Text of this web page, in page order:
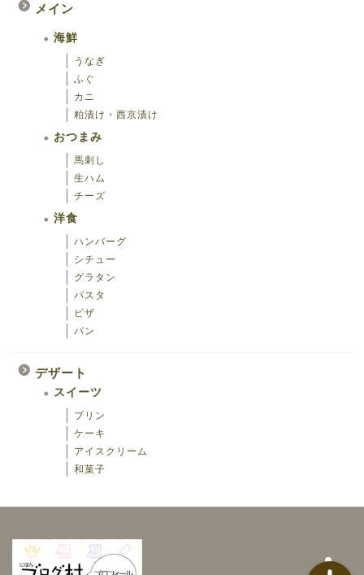
メイン
海鮮
うなぎ
ふぐ
カニ
粕漬け・西京漬け
おつまみ
馬刺し
生ハム
チーズ
洋食
ハンバーグ
シチュー
グラタン
パスタ
ピザ
パン
デザート
スイーツ
プリン
ケーキ
アイスクリーム
和菓子